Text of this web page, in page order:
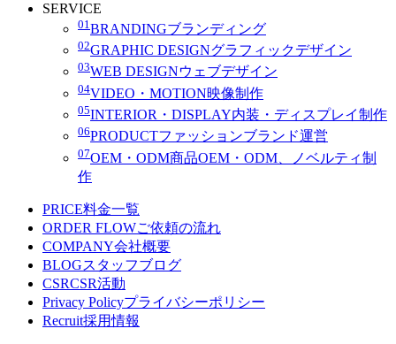
SERVICE
01 BRANDINGブランディング
02GRAPHIC DESIGNグラフィックデザイン
03WEB DESIGNウェブデザイン
04VIDEO・MOTION映像制作
05INTERIOR・DISPLAY内装・ディスプレイ制作
06PRODUCTファッションブランド運営
07OEM・ODM商品OEM・ODM、ノベルティ制
作
PRICE料金一覧
ORDER FLOWご依頼の流れ
COMPANY会社概要
BLOGスタッフブログ
CSRCSR活動
Privacy Policyプライバシーポリシー
Recruit採用情報